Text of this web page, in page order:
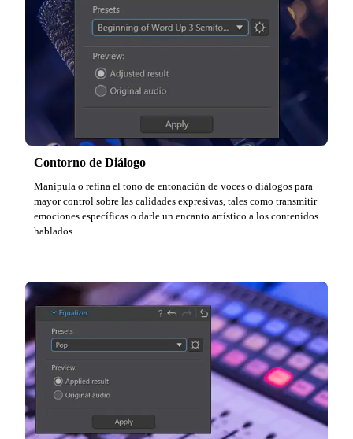
Contorno de Diálogo
Manipula o refina el tono de entonación de voces o diálogos para
mayor control sobre las calidades expresivas, tales como transmitir
emociones específicas o darle un encanto artístico a los contenidos
hablados.